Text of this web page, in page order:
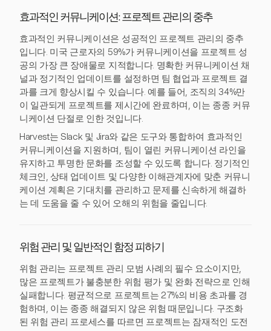
효과적인 커뮤니케이션: 프로젝트 관리의 중추
효과적인 커뮤니케이션은 성공적인 프로젝트 관리의 중추
입니다. 미국 근로자의 59%가 커뮤니케이션을 프로젝트 성
공의 가장 큰 장애물로 지적합니다. 명확한 커뮤니케이션 채
널과 정기적인 업데이트를 설정하면 팀 협업과 프로젝트 결
과를 크게 향상시킬 수 있습니다. 예를 들어, 조직의 34%만
이 일관되게 프로젝트를 제시간에 완료하며, 이는 종종 커뮤
니케이션 단절로 인한 것입니다.
Harvest는 Slack 및 Jira와 같은 도구와 통합하여 효과적인
커뮤니케이션을 지원하며, 팀이 열린 커뮤니케이션 라인을
유지하고 투명한 문화를 조성할 수 있도록 합니다. 정기적인
체크인, 상태 업데이트 및 다양한 이해관계자에 맞춘 커뮤니
케이션 계획은 기대치를 관리하고 문제를 신속하게 해결하
는 데 도움을 줄 수 있어 오해의 위험을 줄입니다.
위험 관리 및 일반적인 함정 피하기
위험 관리는 프로젝트 관리 모범 사례의 필수 요소이지만,
많은 프로젝트가 불충분한 위험 평가 및 완화 전략으로 인해
실패합니다. 평균적으로 프로젝트는 27%의 비용 초과를 경
험하며, 이는 종종 해결되지 않은 위험 때문입니다. 구조화
된 위험 관리 프로세스를 따르면 프로젝트는 잠재적인 도전